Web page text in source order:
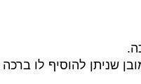
שניתן להוסיף לו ברכה